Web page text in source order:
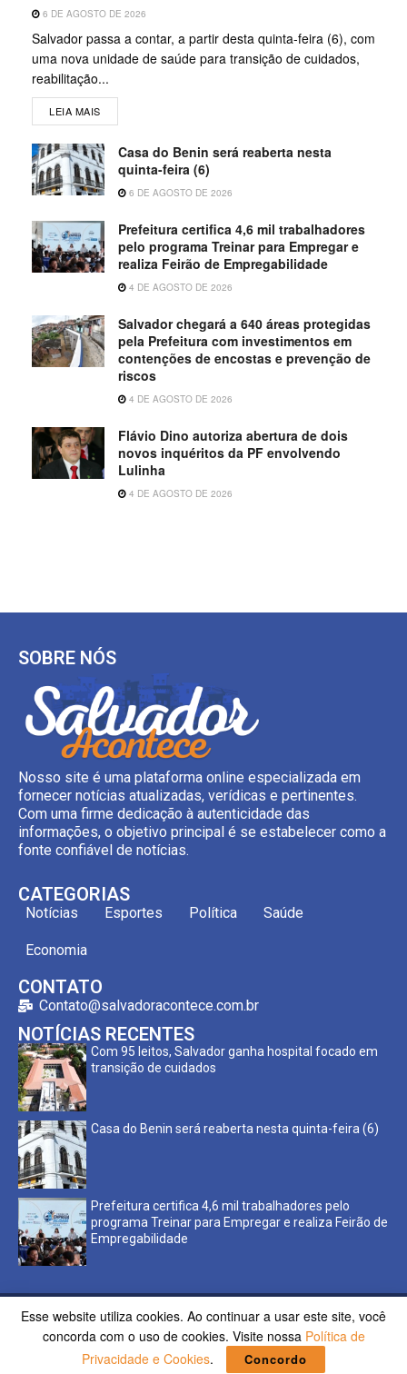
6 DE AGOSTO DE 2026
Salvador passa a contar, a partir desta quinta-feira (6), com
uma nova unidade de saúde para transição de cuidados,
reabilitação...
LEIA MAIS
Casa do Benin será reaberta nesta
quinta-feira (6)
6 DE AGOSTO DE 2026
Prefeitura certifica 4,6 mil trabalhadores
pelo programa Treinar para Empregar e
realiza Feirão de Empregabilidade
4 DE AGOSTO DE 2026
Salvador chegará a 640 áreas protegidas
pela Prefeitura com investimentos em
contenções de encostas e prevenção de
riscos
4 DE AGOSTO DE 2026
Flávio Dino autoriza abertura de dois
novos inquéritos da PF envolvendo
Lulinha
4 DE AGOSTO DE 2026
SOBRE NÓS
Nosso site é uma plataforma online especializada em
fornecer notícias atualizadas, verídicas e pertinentes.
Com uma firme dedicação à autenticidade das
informações, o objetivo principal é se estabelecer como a
fonte confiável de notícias.
CATEGORIAS
Notícias Esportes Política Saúde
Economia
CONTATO
Contato@salvadoracontece.com.br
NOTÍCIAS RECENTES
Com 95 leitos, Salvador ganha hospital focado em
transição de cuidados
Casa do Benin será reaberta nesta quinta-feira (6)
Prefeitura certifica 4,6 mil trabalhadores pelo
programa Treinar para Empregar e realiza Feirão de
Empregabilidade
Copyright ©2023 Salvador Acontece. Todos os direitos
reservados | Desenvolvido porPoppy Sites.
Esse website utiliza cookies. Ao continuar a usar este site, você
concorda com o uso de cookies. Visite nossa Política de
Privacidade e Cookies. Concordo